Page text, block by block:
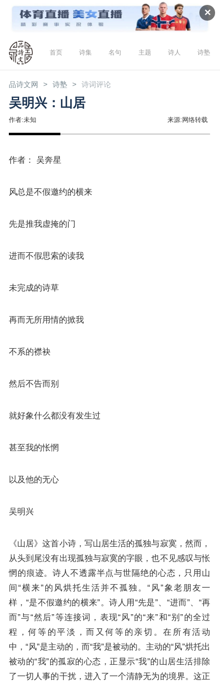
✕
首页 诗集 名句 主题 诗人 诗塾
品诗文网 诗塾 诗词评论
吴明兴：山居
作者:未知 来源:网络转载
作者： 吴奔星
风总是不假邀约的横来
先是推我虚掩的门
进而不假思索的读我
未完成的诗草
再而无所用情的掀我
不系的襟袂
然后不告而别
就好象什么都没有发生过
甚至我的怅惘
以及他的无心
吴明兴
《山居》这首小诗，写山居生活的孤独与寂寞，然而，
从头到尾没有出现孤独与寂寞的字眼，也不见感叹与怅
惘的痕迹。诗人不透露半点与世隔绝的心态，只用山
间“横来”的风烘托生活并不孤独。“风”象老朋友一
样，“是不假邀约的横来”。诗人用“先是”、“进而”、“再
而”与“然后”等连接词，表现“风”的“来”和“别”的全过
程，何等的平淡，而又何等的亲切。在所有活动
中，“风”是主动的，而“我”是被动的。主动的“风”烘托出
被动的“我”的孤寂的心态，正显示“我”的山居生活排除
了一切人事的干扰，进入了一个清静无为的境界。这正